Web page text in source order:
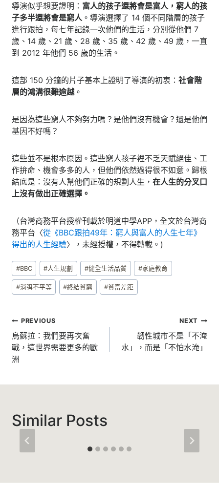
導演似乎想要證明： 富人的孩子還將會是富人，窮人的孩
子多半還將會是窮人 。導演選擇了 14 個不同階層的孩子
進行跟拍，每七年記錄一次他們的生活，分別從他們 7
歲、14 歲、21 歲、28 歲、35 歲、42 歲、49 歲，一直
到 2012 年他們 56 歲的生活。
這部 150 分鐘的片子基本上證明了導演的初衷： 社會階
層的鴻溝很難逾越 。
是因為這些窮人不夠努力嗎？是他們沒有機會？還是他們
基因不好嗎？
這些並不是根本原因。這些窮人孩子裡不乏天賦絕佳、工
作拚命、機會多多的人，但他們依然過得很不如意。歸根
結底是：沒有人幫他們正確的規劃人生， 在人生的分叉口
上沒有做出正確選擇。
（台灣商務平台授權刊載於明道中學APP，全文於台灣商
務平台〈從《BBC跟拍49年：窮人與富人的人生七年》
得出的人生經驗〉，未經授權，不得轉載。)
Post
Tags:
#BBC #人生規劃 #健全生活品質 #家庭教育
#消弭不平等 #終結貧窮 #貧富差距
文
章
導
PREVIOUS
烏蘇拉：我們要再次奮
戰，這世界需要更多的歐
洲
NEXT
韌性城市不是「不淹
水」，而是「不怕水淹」
Similar Posts